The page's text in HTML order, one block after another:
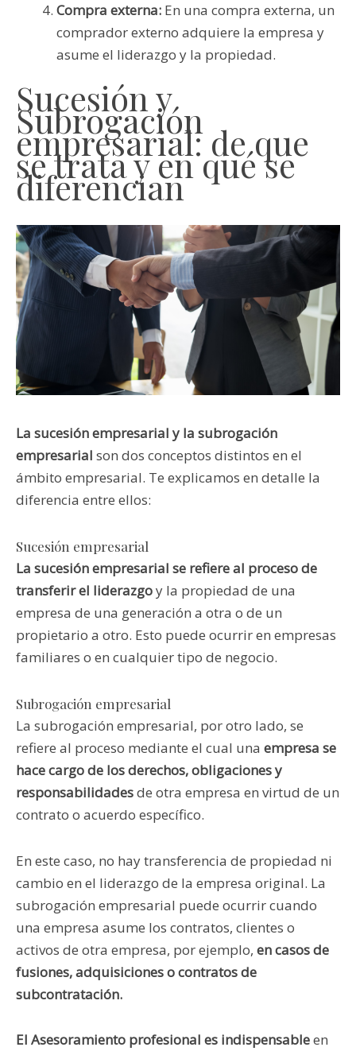
Compra externa: En una compra externa, un
comprador externo adquiere la empresa y
asume el liderazgo y la propiedad.
Sucesión y
Subrogación
empresarial: de que
se trata y en qué se
diferencian
La sucesión empresarial y la subrogación
empresarial son dos conceptos distintos en el
ámbito empresarial. Te explicamos en detalle la
diferencia entre ellos:
Sucesión empresarial
La sucesión empresarial se refiere al proceso de
transferir el liderazgoy la propiedad de una
empresa de una generación a otra o de un
propietario a otro. Esto puede ocurrir en empresas
familiares o en cualquier tipo de negocio.
Subrogación empresarial
La subrogación empresarial, por otro lado, se
refiere al proceso mediante el cual una empresa se
hace cargo de los derechos, obligaciones y
responsabilidadesde otra empresa en virtud de un
contrato o acuerdo específico.
En este caso, no hay transferencia de propiedad ni
cambio en el liderazgo de la empresa original. La
subrogación empresarial puede ocurrir cuando
una empresa asume los contratos, clientes o
activos de otra empresa, por ejemplo, en casos de
fusiones, adquisiciones o contratos de
subcontratación.
El Asesoramiento profesional es indispensableen